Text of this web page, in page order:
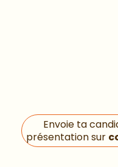
Envoie ta
présentation sur